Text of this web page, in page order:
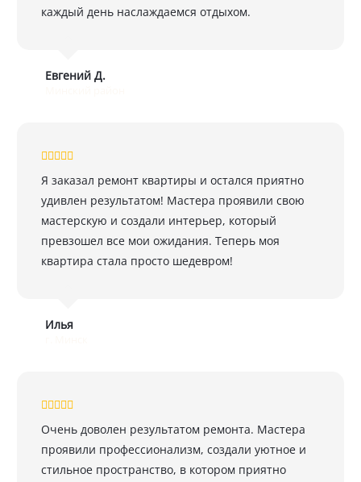
каждый день наслаждаемся отдыхом.
Евгений Д.
Я заказал ремонт квартиры и остался приятно
удивлен результатом! Мастера проявили свою
мастерскую и создали интерьер, который
превзошел все мои ожидания. Теперь моя
квартира стала просто шедевром!
Илья
Очень доволен результатом ремонта. Мастера
проявили профессионализм, создали уютное и
стильное пространство, в котором приятно